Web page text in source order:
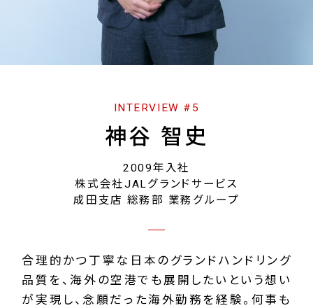
INTERVIEW #5
神谷 智史
2009年入社
株式会社JALグランドサービス
成田支店 総務部 業務グループ
合理的かつ丁寧な日本のグランドハンドリング
品質を、海外の空港でも展開したいという想い
が実現し、念願だった海外勤務を経験。何事も